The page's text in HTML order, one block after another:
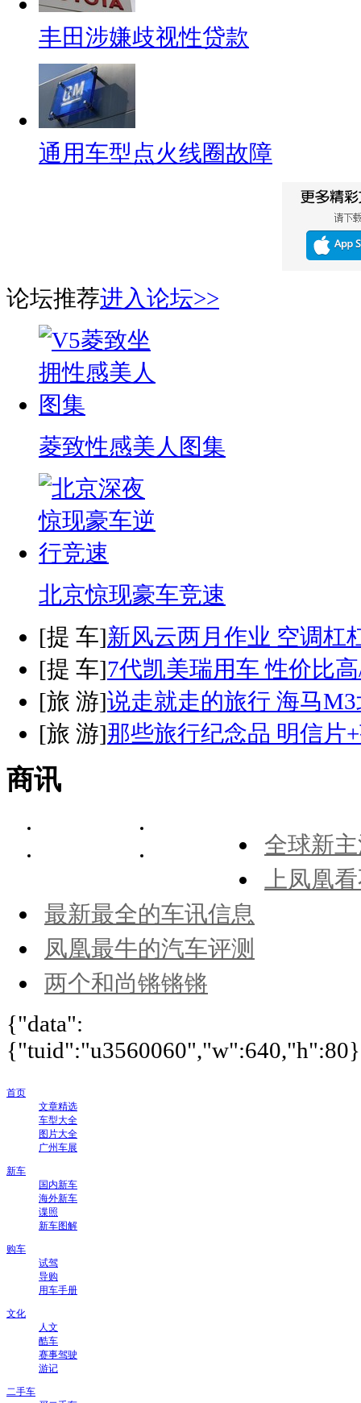
丰田涉嫌歧视性贷款
通用车型点火线圈故障
论坛推荐进入论坛>>
菱致性感美人图集
北京惊现豪车竞速
[提 车]新风云两月作业 空调杠
[提 车]7代凯美瑞用车 性价比
[旅 游]说走就走的旅行 海马
[旅 游]那些旅行纪念品 明信片
商讯
全球新
上凤凰
最新最全的车讯信息
凤凰最牛的汽车评测
两个和尚锵锵锵
{"data":
首页
文章精选
车型大全
图片大全
广州车展
新车
国内新车
海外新车
谍照
新车图解
购车
试驾
导购
用车手册
文化
人文
酷车
赛事驾驶
游记
二手车